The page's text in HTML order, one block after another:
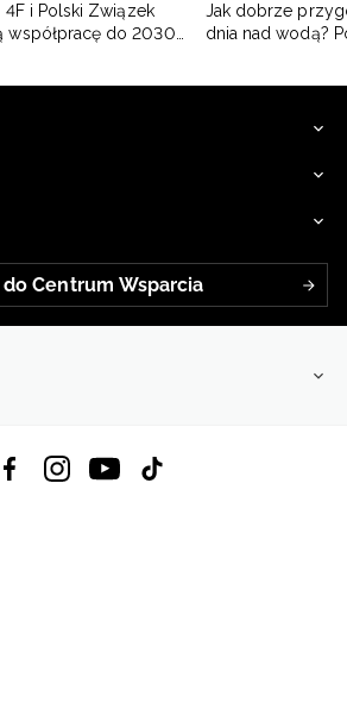
4F i Polski Związek
współpracę do 2030
Jak dobrze
dnia nad wodą?
do Centrum Wsparcia